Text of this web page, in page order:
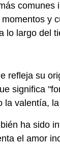
comunes
y
lo largo del
refleja su
significa
valentía,
ha sido
el amor